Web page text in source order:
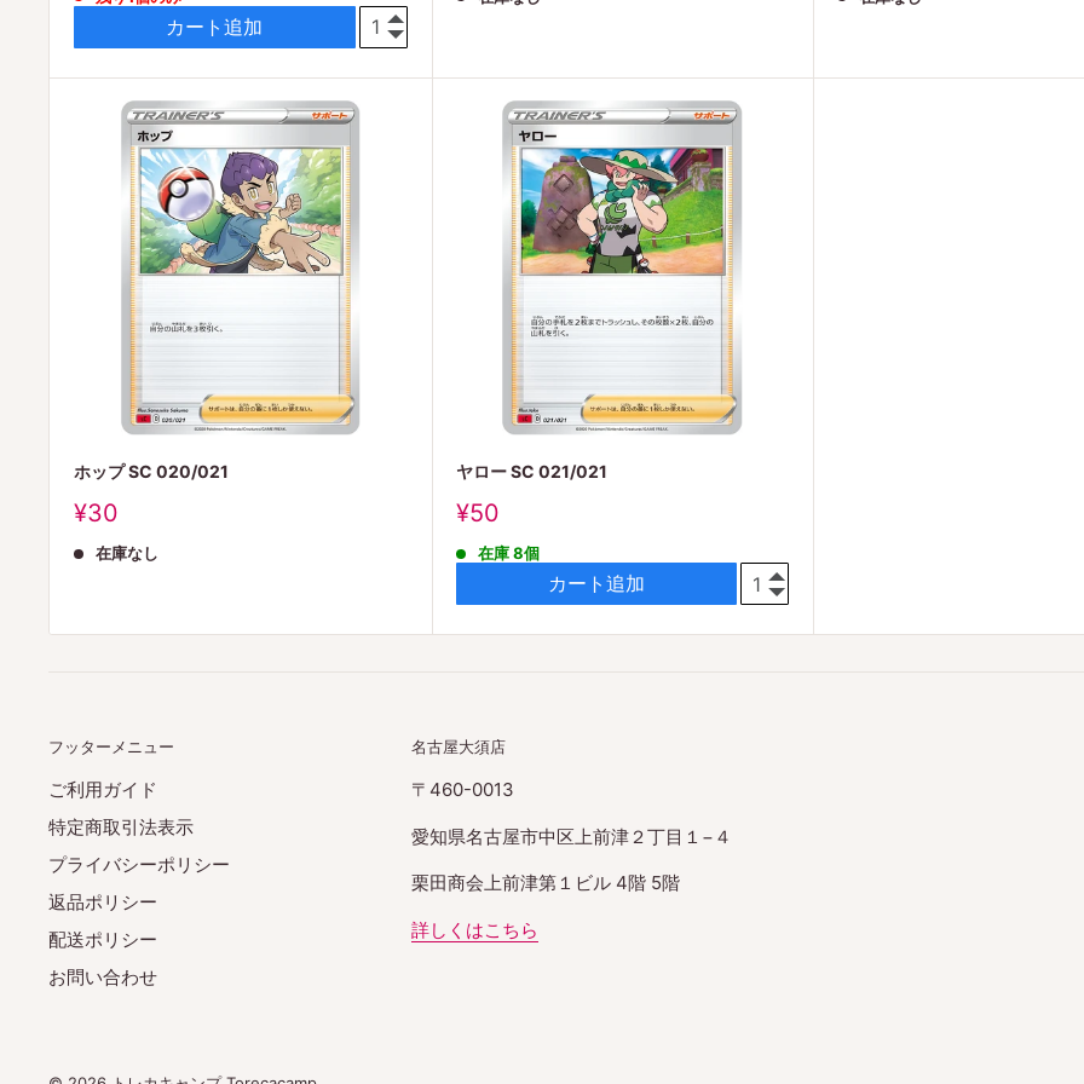
カート追加
ホップ SC 020/021
販
価
¥30
在庫なし
ヤロー SC 021/021
販
価
¥50
在庫 8個
カート追加
フッターメニュー
ご利用ガイド
特定商取引法表示
プライバシーポリシー
返品ポリシー
配送ポリシー
お問い合わせ
名古屋大須店
〒460-0013
愛知県名古屋市中区上前津２丁目１−４
栗田商会上前津第１ビル 4階 5階
詳しくはこちら